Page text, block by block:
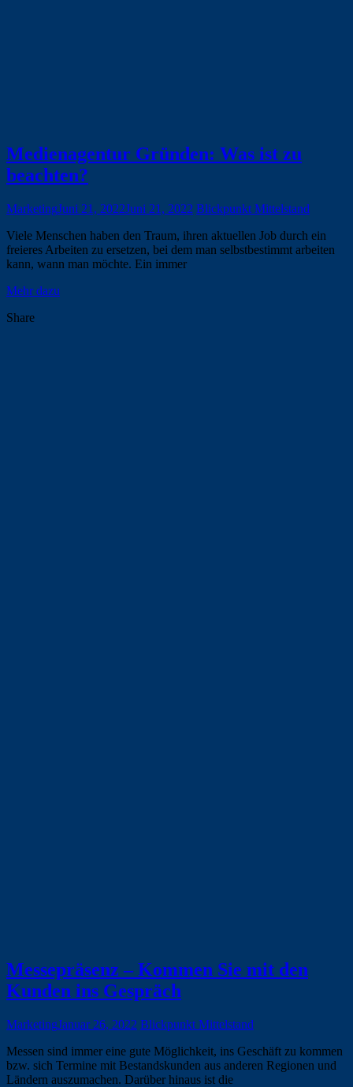
Medienagentur Gründen: Was ist zu
beachten?
MarketingJuni 21, 2022Juni 21, 2022 Blickpunkt Mittelstand
Viele Menschen haben den Traum, ihren aktuellen Job durch ein
freieres Arbeiten zu ersetzen, bei dem man selbstbestimmt arbeiten
kann, wann man möchte. Ein immer
Mehr dazu
Share
Messepräsenz – Kommen Sie mit den
Kunden ins Gespräch
MarketingJanuar 26, 2022 Blickpunkt Mittelstand
Messen sind immer eine gute Möglichkeit, ins Geschäft zu kommen
bzw. sich Termine mit Bestandskunden aus anderen Regionen und
Ländern auszumachen. Darüber hinaus ist die